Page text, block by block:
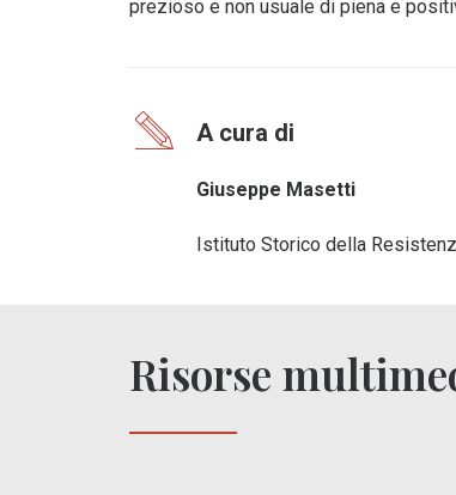
prezioso e non usuale di piena e
A cura di
Giuseppe Masetti
Istituto Storico della
Risorse